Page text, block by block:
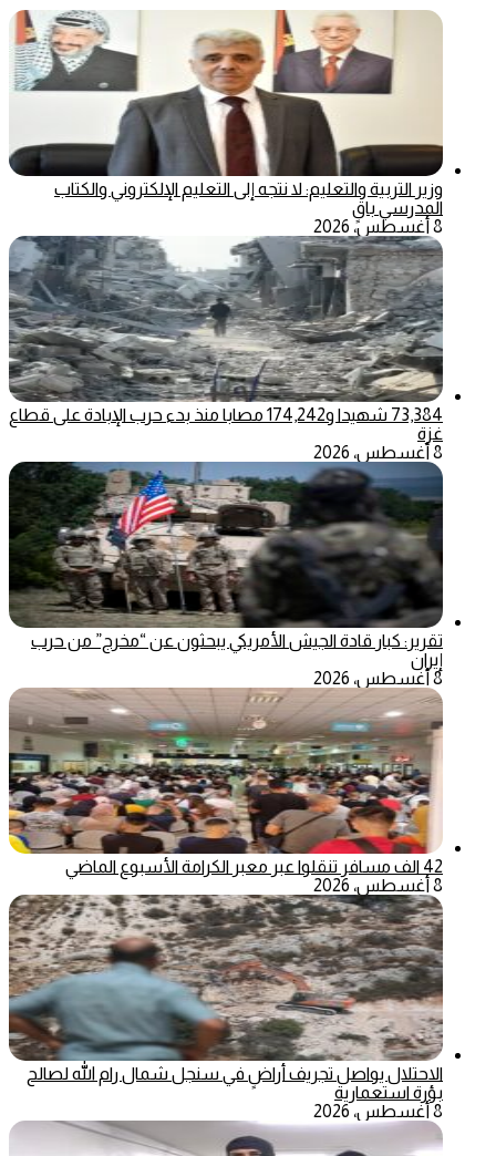
وزير التربية والتعليم: لا نتجه إلى التعليم الإلكتروني والكتاب
المدرسي باقٍ
8 أغسطس، 2026
73,384 شهيدا و174,242 مصابا منذ بدء حرب الإبادة على قطاع
غزة
8 أغسطس، 2026
تقرير: كبار قادة الجيش الأمريكي يبحثون عن “مخرج” من حرب
إيران
8 أغسطس، 2026
42 الف مسافر تنقلوا عبر معبر الكرامة الأسبوع الماضي
8 أغسطس، 2026
الاحتلال يواصل تجريف أراضٍ في سنجل شمال رام الله لصالح
بؤرة استعمارية
8 أغسطس، 2026